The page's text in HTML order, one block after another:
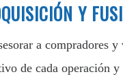
Y
a compradores
de cada operación